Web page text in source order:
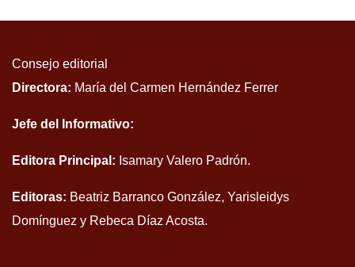
Consejo editorial
Directora: María del Carmen Hernández Ferrer
Jefe del Informativo:
Editora Principal: Isamary Valero Padrón.
Editoras: Beatriz Barranco González, Yarisleidys
Domínguez y Rebeca Díaz Acosta.